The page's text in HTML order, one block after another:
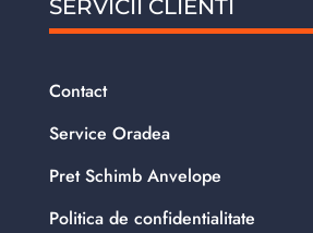
SERVICII CLIENTI
Contact
Service Oradea
Pret Schimb Anvelope
Politica de confidentialitate